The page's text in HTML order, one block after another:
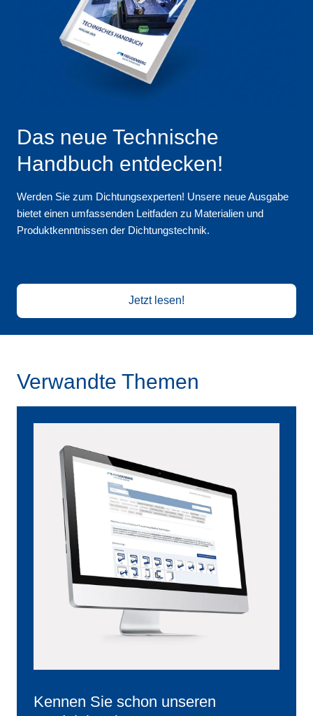
Das neue Technische
Handbuch entdecken!
Werden Sie zum Dichtungsexperten! Unsere neue Ausgabe
bietet einen umfassenden Leitfaden zu Materialien und
Produktkenntnissen der Dichtungstechnik.
Jetzt lesen!
Verwandte Themen
Kennen Sie schon unseren